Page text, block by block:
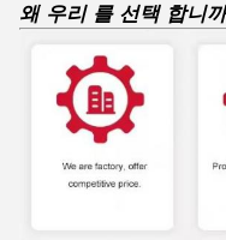
왜 우리 를 선택 합니